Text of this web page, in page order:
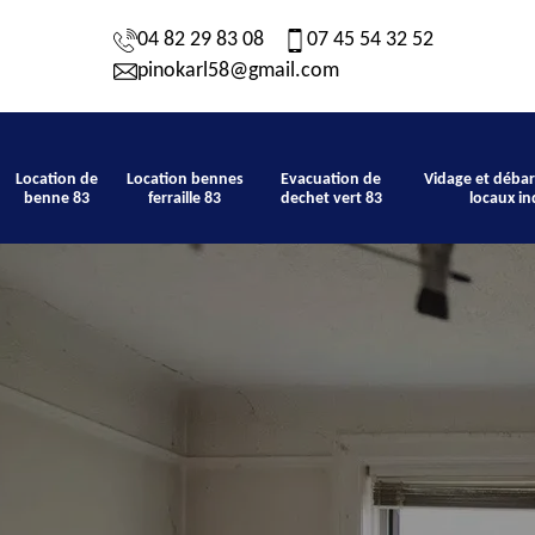
04 82 29 83 08
07 45 54 32 52
pinokarl58@gmail.com
Location de
benne 83
Location bennes
ferraille 83
Evacuation de
dechet vert 83
Vidage et
locaux